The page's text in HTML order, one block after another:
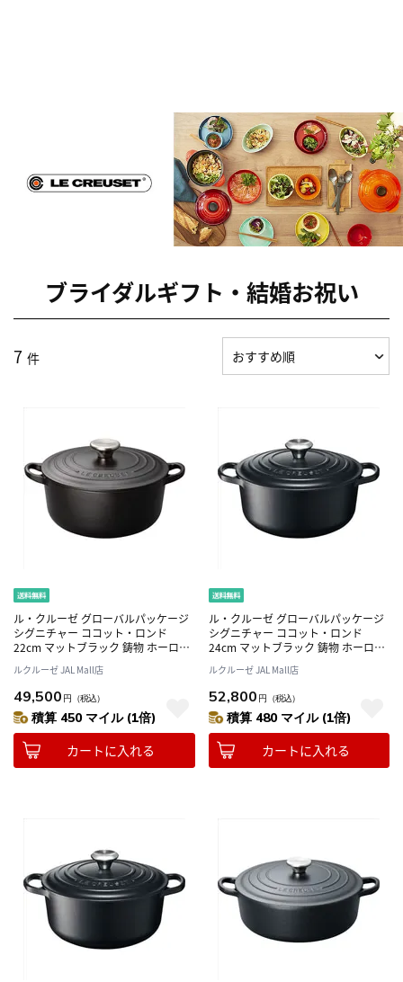
ブライダルギフト・結婚お祝い
7 件
ル・クルーゼ グローバルパッケージ
シグニチャー ココット・ロンド
22cm マットブラック 鋳物 ホーロー
21177220000430
ルクルーゼ JAL Mall店
49,500 円 （税込）
積算 450 マイル (1倍)
カートに入れる
ル・クルーゼ グローバルパッケージ
シグニチャー ココット・ロンド
24cm マットブラック 鋳物 ホーロー
21177240000430
ルクルーゼ JAL Mall店
52,800 円 （税込）
積算 480 マイル (1倍)
カートに入れる